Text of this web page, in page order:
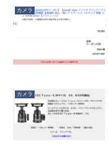
カメラ
カメラ